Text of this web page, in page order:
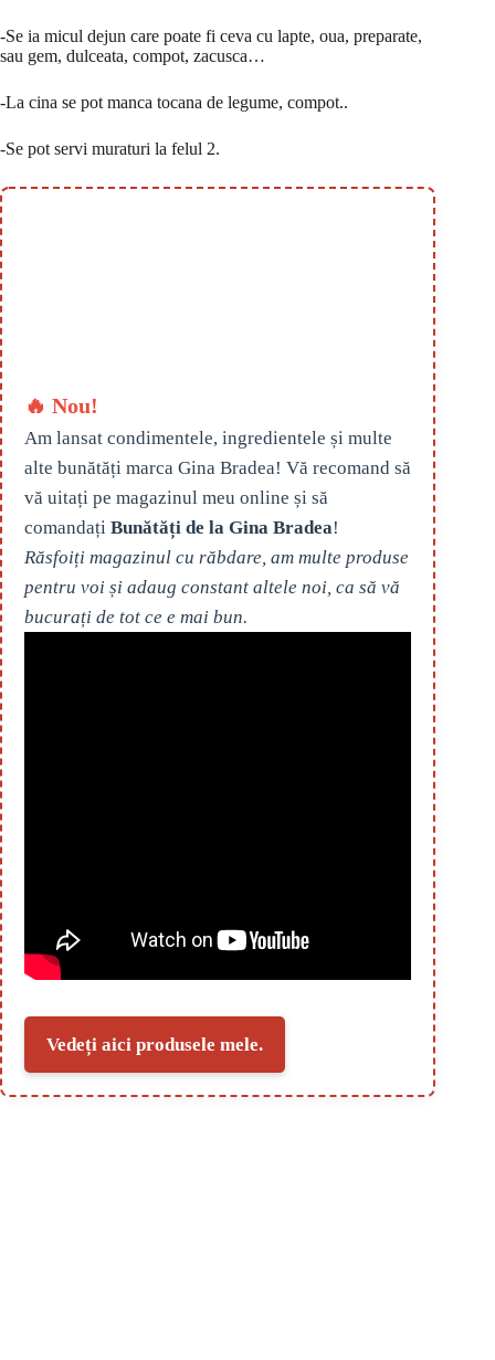
-Se ia micul dejun care poate fi ceva cu lapte, oua, preparate,
sau gem, dulceata, compot, zacusca…
-La cina se pot manca tocana de legume, compot..
-Se pot servi muraturi la felul 2.
🔥 Nou!
Am lansat condimentele, ingredientele și multe
alte bunătăți marca Gina Bradea! Vă recomand să
vă uitați pe magazinul meu online și să
comandați Bunătăți de la Gina Bradea!
Răsfoiți magazinul cu răbdare, am multe produse
pentru voi și adaug constant altele noi, ca să vă
bucurați de tot ce e mai bun.
Vedeți aici produsele mele.